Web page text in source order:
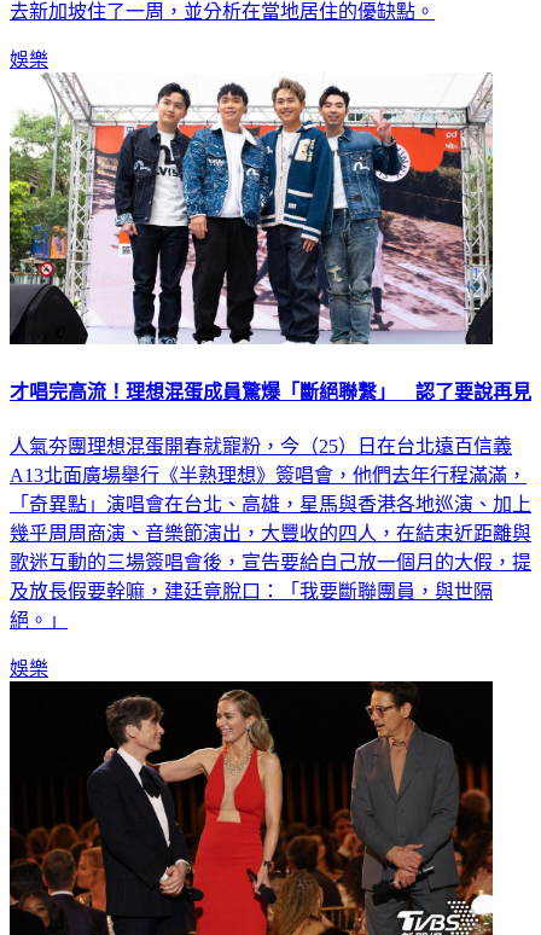
去新加坡住了一周，並分析在當地居住的優缺點。
娛樂
才唱完高流！理想混蛋成員驚爆「斷絕聯繫」 認了要說再見
人氣夯團理想混蛋開春就寵粉，今（25）日在台北遠百信義
A13北面廣場舉行《半熟理想》簽唱會，他們去年行程滿滿，
「奇異點」演唱會在台北、高雄，星馬與香港各地巡演、加上
幾乎周周商演、音樂節演出，大豐收的四人，在結束近距離與
歌迷互動的三場簽唱會後，宣告要給自己放一個月的大假，提
及放長假要幹嘛，建廷竟脫口：「我要斷聯團員，與世隔
絕。」
娛樂